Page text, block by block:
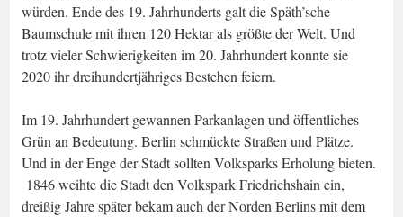
würden. Ende des 19. Jahrhunderts galt die Späth’sche
Baumschule mit ihren 120 Hektar als größte der Welt. Und
trotz vieler Schwierigkeiten im 20. Jahrhundert konnte sie
2020 ihr dreihundertjähriges Bestehen feiern.
Im 19. Jahrhundert gewannen Parkanlagen und öffentliches
Grün an Bedeutung. Berlin schmückte Straßen und Plätze.
Und in der Enge der Stadt sollten Volksparks Erholung bieten.
1846 weihte die Stadt den Volkspark Friedrichshain ein,
dreißig Jahre später bekam auch der Norden Berlins mit dem